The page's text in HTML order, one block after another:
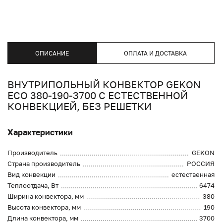
ОПИСАНИЕ ОПЛАТА И ДОСТАВКА
ВНУТРИПОЛЬНЫЙ КОНВЕКТОР GEKON
ECO 380-190-3700 С ЕСТЕСТВЕННОЙ
КОНВЕКЦИЕЙ, БЕЗ РЕШЕТКИ
Характеристики
Производитель
GEKON
Страна производитель
РОССИЯ
Вид конвекции
естественная
Теплоотдача, Вт
6474
Ширина конвектора, мм
380
Высота конвектора, мм
190
Длина конвектора, мм
3700